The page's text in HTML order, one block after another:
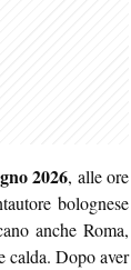
2026, alle ore
bolognese
anche Roma,
calda. Dopo aver